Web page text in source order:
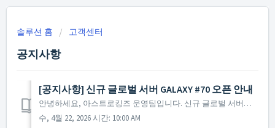
솔루션 홈 고객센터
공지사항
[공지사항] 신규 글로벌 서버 GALAXY #70 오픈 안내
안녕하세요, 아스트로킹즈 운영팀입니다. 신규 글로벌 서버인 GALAXY #70 서버의 오픈 소식을 안내해 드립니다. ▶ 신규 글로벌 서버 GALAXY #70 서버 오픈 안내 - 오픈 시간 : 2026년 4월 22일 정기 점검 종료 후 사령관님들의...
수, 4월 22, 2026 시간: 10:00 AM